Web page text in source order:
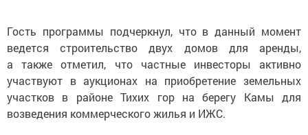
Гость программы подчеркнул, что в данный момент
ведется строительство двух домов для аренды,
а также отметил, что частные инвесторы активно
участвуют в аукционах на приобретение земельных
участков в районе Тихих гор на берегу Камы для
возведения коммерческого жилья и ИЖС.